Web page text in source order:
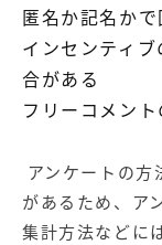
匿名か記名か
インセンティ
合がある
フリーコメン
アンケートの方
があるため、ア
集計方法などに